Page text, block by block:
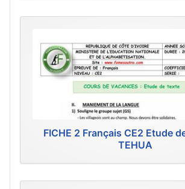
FICHE 2 Français CE2 Etude
TEHUA